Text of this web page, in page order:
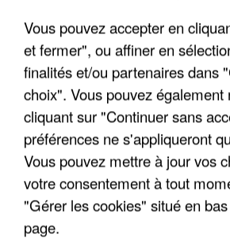
L’UN DES FONDATEURS
MAFIA INTERPELLÉ EN ALGÉRIE
Vous pouvez accepter en
et fermer", ou affiner en
finalités et/ou partenaires dans
choix". Vous pouvez également
cliquant sur "Continuer sans
préférences ne s'appliqueront
Vous pouvez mettre à jour vos
votre consentement à tout
"Gérer les cookies" situé en
page.